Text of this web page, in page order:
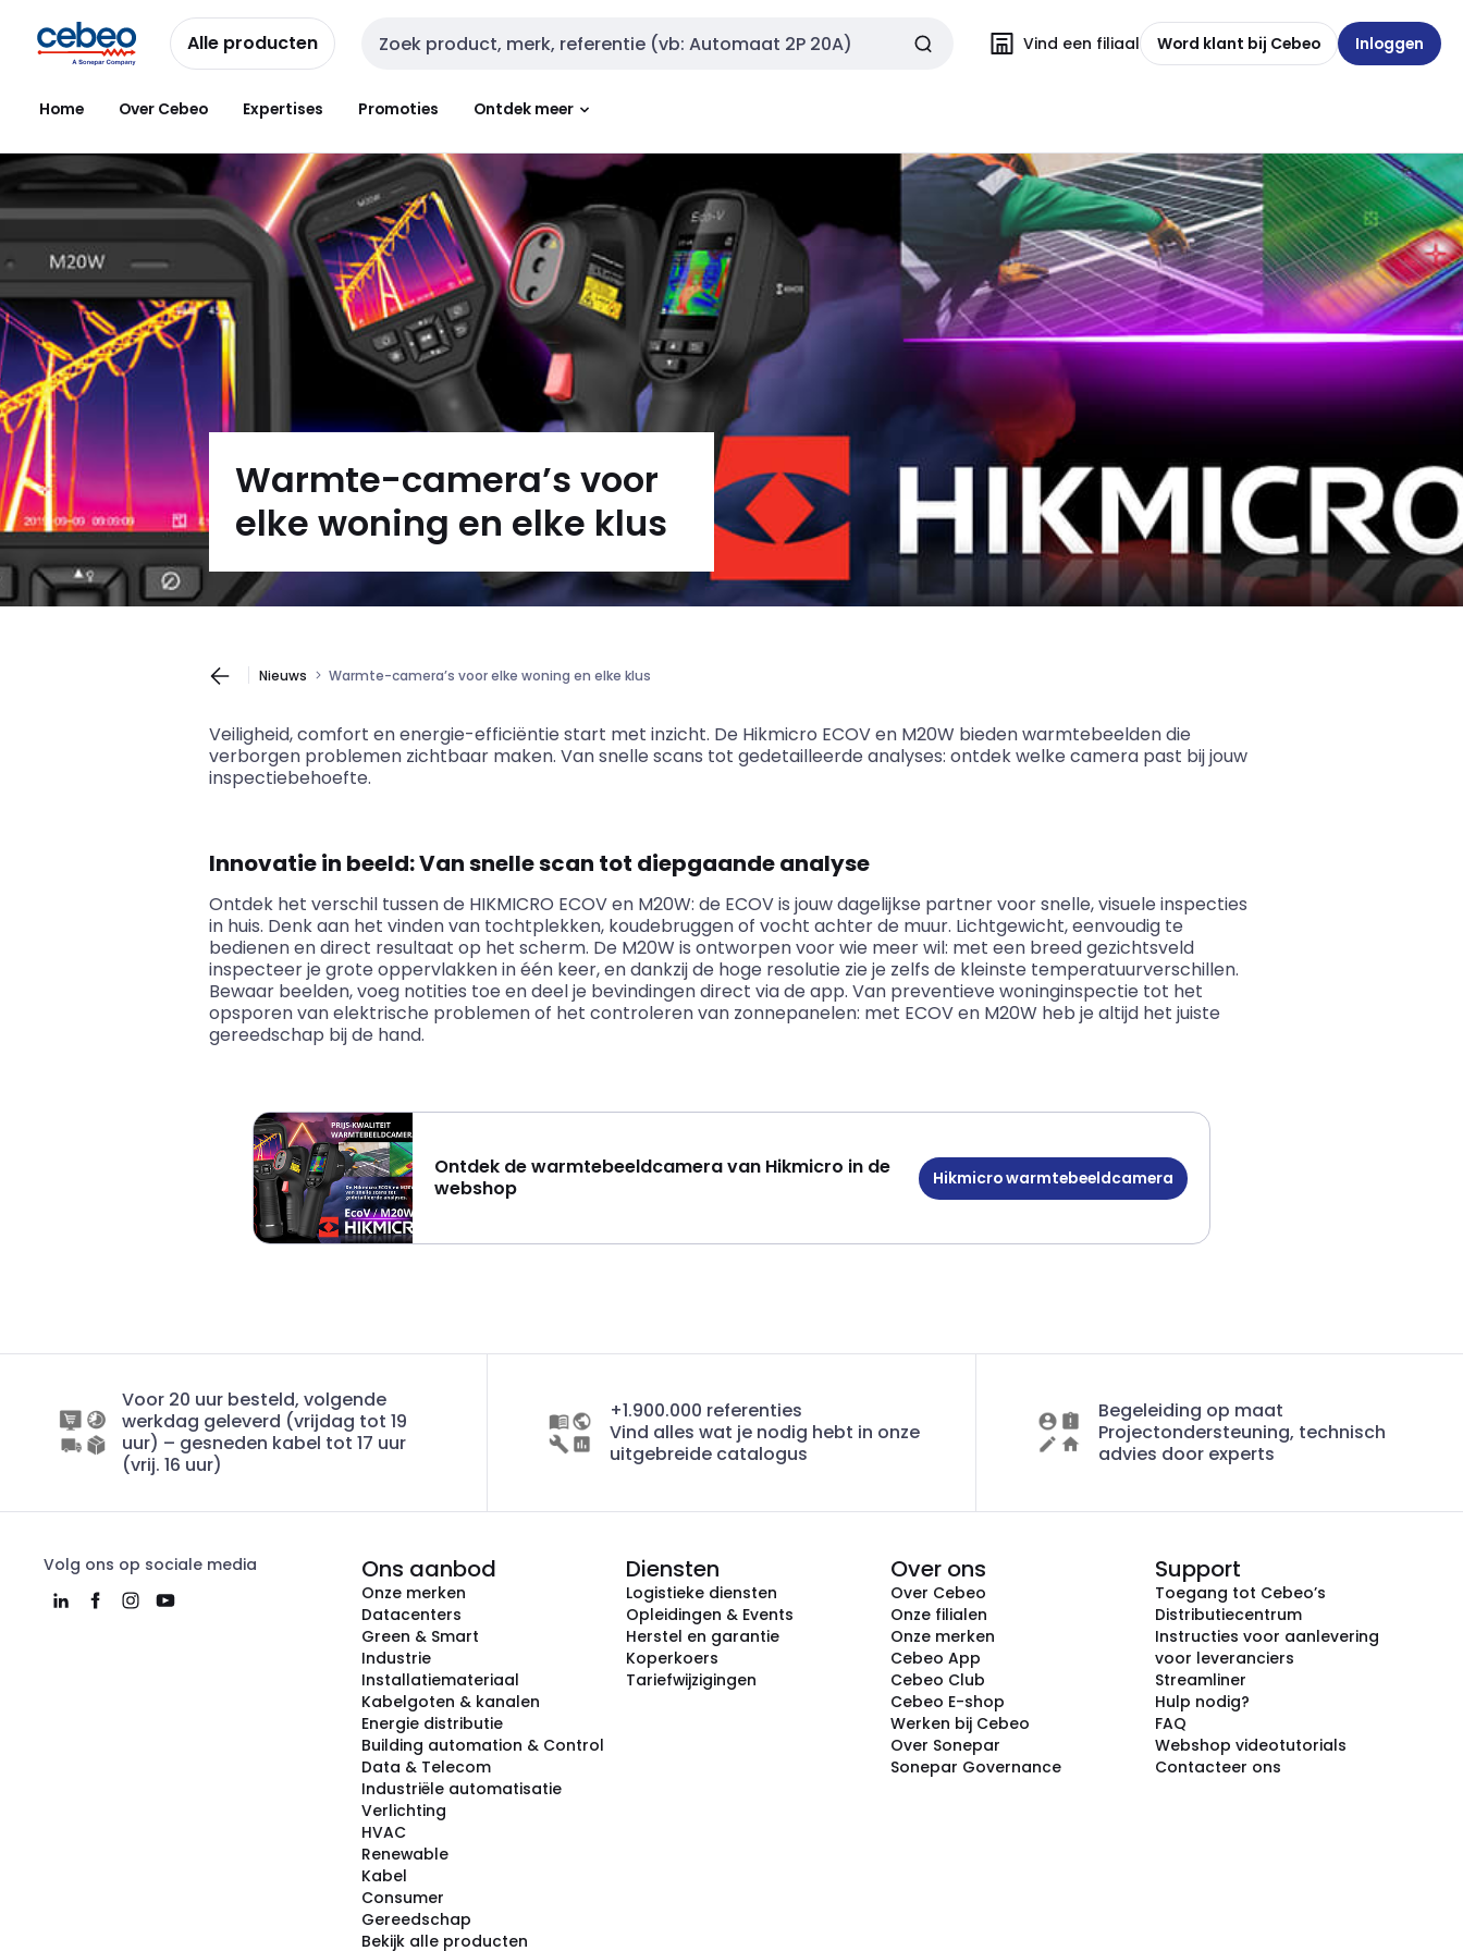
naar
navigatie
naar
inhoud
Alle producten Zoekveld invoer Vind een filiaal Word klant bij Cebeo Inloggen
Home Over Cebeo Expertises Promoties Ontdek meer
Warmte-camera’s voor
elke woning en elke klus
Nieuws Warmte-camera’s voor elke woning en elke klus
Veiligheid, comfort en energie-efficiëntie start met inzicht. De Hikmicro ECOV en M20W bieden warmtebeelden die
verborgen problemen zichtbaar maken. Van snelle scans tot gedetailleerde analyses: ontdek welke camera past bij jouw
inspectiebehoefte.
Innovatie in beeld: Van snelle scan tot diepgaande analyse
Ontdek het verschil tussen de HIKMICRO ECOV en M20W: de ECOV is jouw dagelijkse partner voor snelle, visuele inspecties
in huis. Denk aan het vinden van tochtplekken, koudebruggen of vocht achter de muur. Lichtgewicht, eenvoudig te
bedienen en direct resultaat op het scherm. De M20W is ontworpen voor wie meer wil: met een breed gezichtsveld
inspecteer je grote oppervlakken in één keer, en dankzij de hoge resolutie zie je zelfs de kleinste temperatuurverschillen.
Bewaar beelden, voeg notities toe en deel je bevindingen direct via de app. Van preventieve woninginspectie tot het
opsporen van elektrische problemen of het controleren van zonnepanelen: met ECOV en M20W heb je altijd het juiste
gereedschap bij de hand.
Ontdek de warmtebeeldcamera van Hikmicro in de
webshop
Hikmicro warmtebeeldcamera
Voor 20 uur besteld, volgende
werkdag geleverd (vrijdag tot 19
uur) – gesneden kabel tot 17 uur
(vrij. 16 uur)
+1.900.000 referenties
Vind alles wat je nodig hebt in onze
uitgebreide catalogus
Begeleiding op maat
Projectondersteuning, technisch
advies door experts
Volg ons op sociale media Ons aanbod
Onze merken
Datacenters
Green & Smart
Industrie
Installatiemateriaal
Kabelgoten & kanalen
Energie distributie
Building automation & Control
Data & Telecom
Industriële automatisatie
Verlichting
HVAC
Renewable
Kabel
Consumer
Gereedschap
Bekijk alle producten
Diensten
Logistieke diensten
Opleidingen & Events
Herstel en garantie
Koperkoers
Tariefwijzigingen
Over ons
Over Cebeo
Onze filialen
Onze merken
Cebeo App
Cebeo Club
Cebeo E-shop
Werken bij Cebeo
Over Sonepar
Sonepar Governance
Support
Toegang tot Cebeo’s
Distributiecentrum
Instructies voor aanlevering
voor leveranciers
Streamliner
Hulp nodig?
FAQ
Webshop videotutorials
Contacteer ons